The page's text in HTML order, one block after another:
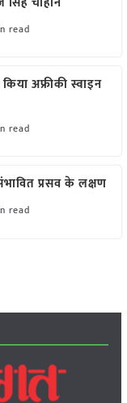
read
अफ्रीकी स्वाइन
read
प्रसव के लक्षण
read